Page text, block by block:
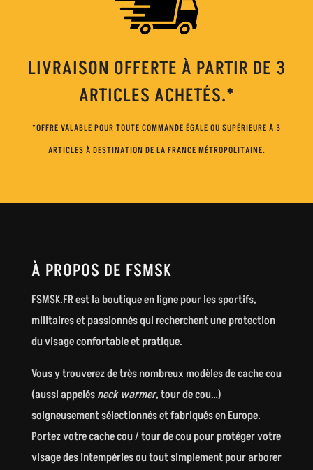
LIVRAISON OFFERTE À PARTIR DE 3
ARTICLES ACHETÉS.*
*OFFRE VALABLE POUR TOUTE COMMANDE ÉGALE OU SUPÉRIEURE À 3
ARTICLES À DESTINATION DE LA FRANCE MÉTROPOLITAINE.
À PROPOS DE FSMSK
FSMSK.FR est la boutique en ligne pour les sportifs,
militaires et passionnés qui recherchent une protection
du visage confortable et pratique.
Vous y trouverez de très nombreux modèles de cache cou
(aussi appelésneck warmer, tour de cou…)
soigneusement sélectionnés et fabriqués en Europe.
Portez votre cache cou / tour de cou pour protéger votre
visage des intempéries ou tout simplement pour arborer